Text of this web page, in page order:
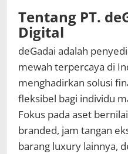
Tentang PT.
Digital
deGadai adalah
mewah terpercaya di
menghadirkan solusi
fleksibel bagi individu
Fokus pada aset
branded, jam tangan
barang luxury lainnya,